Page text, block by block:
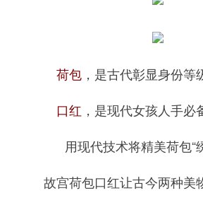
荷包 ，是古代彰显身份等
口红 ，是现代女孩人手必
用现代技术将精美荷包“
故宫荷包口红让古今两种美